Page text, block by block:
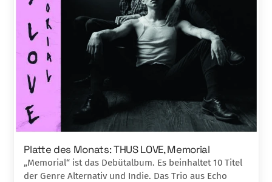
Platte des Monats: THUS LOVE, Memorial
„Memorial“ ist das Debütalbum. Es beinhaltet 10 Titel
der Genre Alternativ und Indie. Das Trio aus Echo